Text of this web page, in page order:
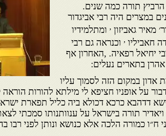
תורה כמה שנים.
במצרים היה רבי אביגדור
מאיר גאביזון , ומתלמידיו
חאביליו , וכנראה גם רבי
יחיאל רפאיה. ,האחרון אף
בתארים נעלים:
אדון במקום הזה לסמוך עליו
על אופניו חציפא לי מילתא להורות
דדהבא כרכא דכולא ביה כליל תפארת
ויאדיר תורה בישראל על ענוותנותו סמכתי
ח״ו כמורה הלכה אלא כנושא ונותן לפני רבו